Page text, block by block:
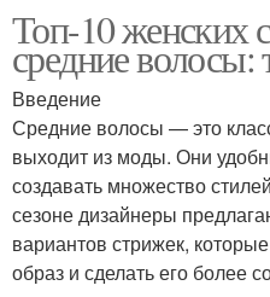
Топ-10 женских
средние волосы:
Введение
Средние волосы — это
выходит из моды. Они
создавать множество
сезоне дизайнеры
вариантов стрижек,
образ и сделать его более